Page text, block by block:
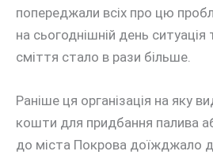
попереджали всіх про цю
на сьогоднішній день ситуація
сміття стало в рази більше.
Раніше ця організація на яку
кошти для придбання палива
до міста Покрова доїжджало